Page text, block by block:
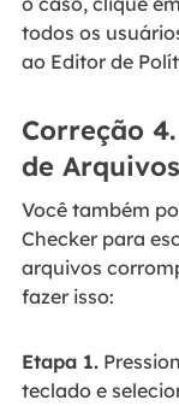
todos os
ao Editor de
Correção
de
Você também
Checker para
arquivos
fazer isso:
Etapa 1.
teclado e